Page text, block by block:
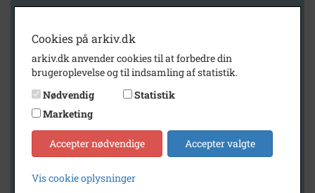
Arkiv
Svinninge Lokalhistoriske Arkiv
Generelt
Cookies på arkiv.dk
arkiv.dk anvender cookies til at forbedre din
brugeroplevelse og til indsamling af statistik.
Nødvendig
Statistik
Marketing
Accepter nødvendige Accepter valgte
Vis cookie oplysninger